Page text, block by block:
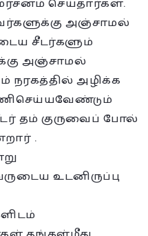
செய்தார்கள்.
அஞ்சாமல்
சீடர்களும்
அஞ்சாமல்
அழிக்க
தம் குருவைப் போல்
.
உடனிருப்பு